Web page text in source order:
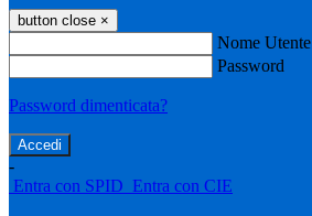
button close ×
Nome Utente
Password
Password dimenticata?
-
Entra con SPID Entra con CIE